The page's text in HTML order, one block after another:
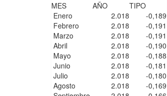
MES AÑO
TIPO
Enero
2.018
-0,189
Febrero
2.018
-0,191
Marzo
2.018
-0,191
Abril
2.018
-0,190
Mayo
2.018
-0,188
Junio
2.018
-0,181
Julio
2.018
-0,180
Agosto
2.018
-0,169